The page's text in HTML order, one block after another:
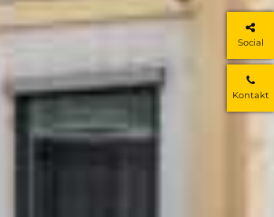
Social
Kontakt